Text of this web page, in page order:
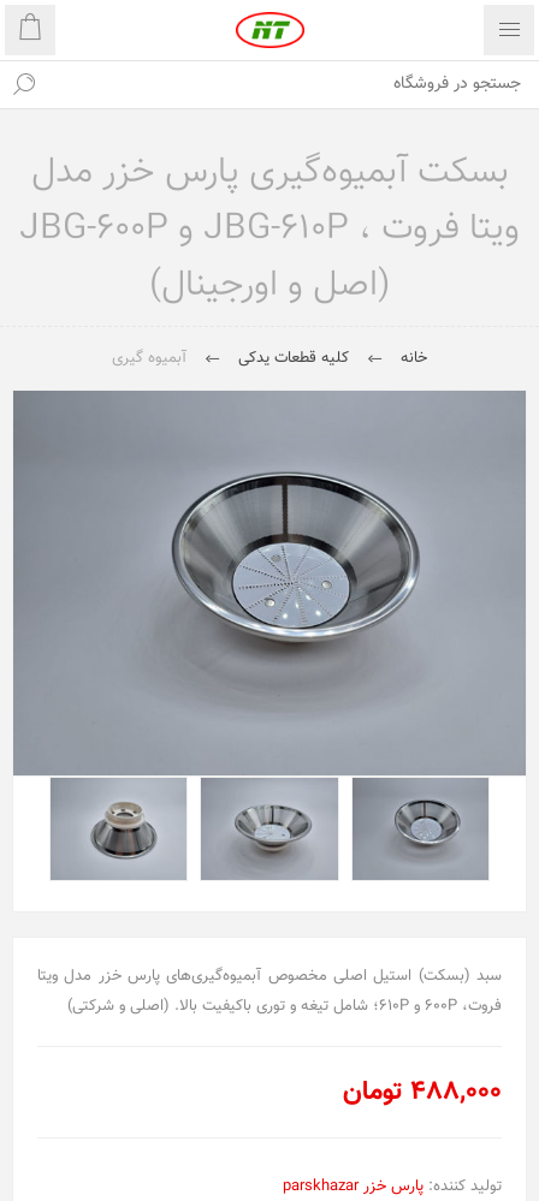
بسکت آبمیوه‌گیری پارس خزر مدل
ویتا فروت ، JBG-610P و JBG-600P
(اصل و اورجینال)
خانه کلیه قطعات یدکی آبمیوه گیری
سبد (بسکت) استیل اصلی مخصوص آبمیوه‌گیری‌های پارس خزر مدل ویتا
فروت، 600P و 610P؛ شامل تیغه و توری باکیفیت بالا. (اصلی و شرکتی)
488,000 تومان
تولید کننده: پارس خزر parskhazar